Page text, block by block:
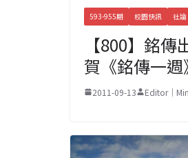
593-955期 校園快訊 社論
【800】銘
賀《銘傳一週
2011-09-13 Editor｜